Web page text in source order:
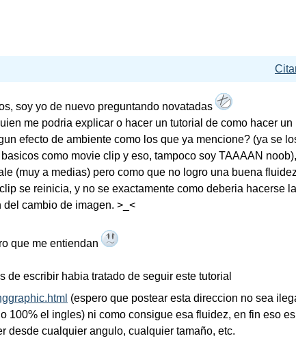
soy yo de nuevo preguntando novatadas
me podria explicar o hacer un tutorial de como hacer un
efecto de ambiente como los que ya mencione? (ya se
como movie clip y eso, tampoco soy TAAAAN
(muy a medias) pero como que no logro una buena fluidez
se reinicia, y no se exactamente como deberia hacerse la
del cambio de imagen. >_<
que me entiendan
de escribir habia tratado de seguir este tutorial
(espero que postear esta direccion no sea
100% el ingles) ni como consigue esa fluidez, en fin eso
desde cualquier angulo, cualquier tamaño, etc.